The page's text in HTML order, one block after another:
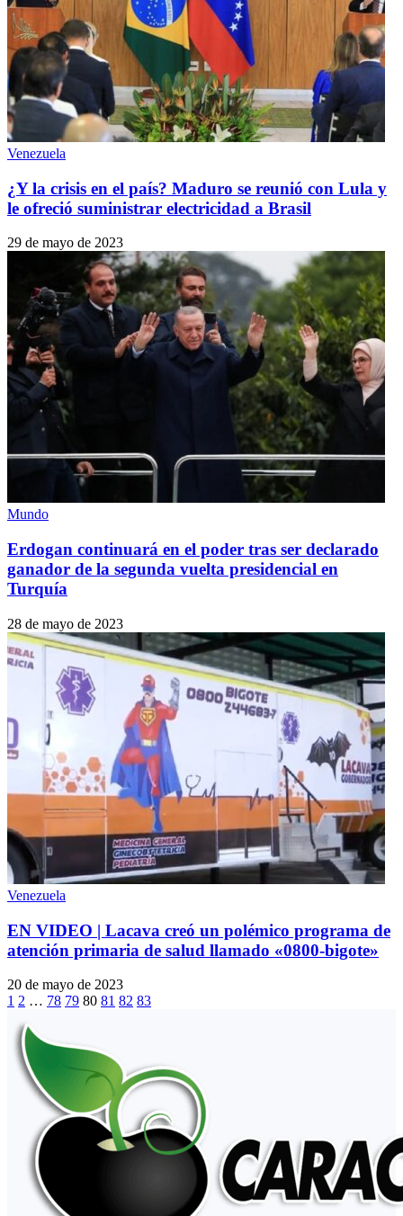
Venezuela
¿Y la crisis en el país? Maduro se reunió con Lula y
le ofreció suministrar electricidad a Brasil
29 de mayo de 2023
Mundo
Erdogan continuará en el poder tras ser declarado
ganador de la segunda vuelta presidencial en
Turquía
28 de mayo de 2023
Venezuela
EN VIDEO | Lacava creó un polémico programa de
atención primaria de salud llamado «0800-bigote»
20 de mayo de 2023
1 2 … 78 79 80 81 82 83